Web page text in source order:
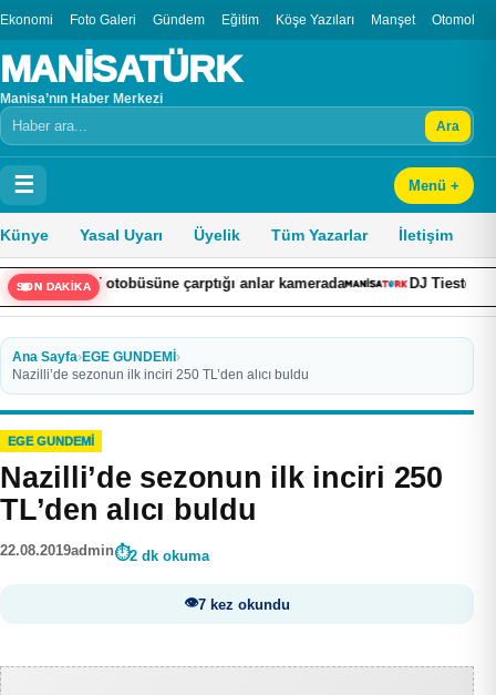
Ekonomi Foto Galeri Gündem Eğitim Köşe Yazıları Manşet Otomobil
MANİSATÜRK
Manisa’nın Haber Merkezi
Arama Ara
☰ Menü +
Künye Yasal Uyarı Üyelik Tüm Yazarlar İletişim
SON DAKİKA
otobüsüne çarptığı anlar kamerada DJ Tiesto İstanbul’da
Ana Sayfa›EGE GUNDEMİ ›
Nazilli’de sezonun ilk inciri 250 TL’den alıcı buldu
EGE GUNDEMİ
Nazilli’de sezonun ilk inciri 250
TL’den alıcı buldu
22.08.2019admin 2 dk okuma
7 kez okundu